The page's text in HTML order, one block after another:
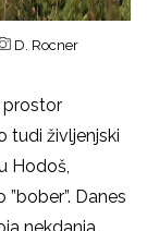
D. Rocner
prostor
tudi življenjski
Hodoš,
Danes